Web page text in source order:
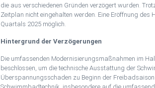
die aus verschiedenen Gründen verzögert wurden.
Zeitplan nicht eingehalten werden. Eine Eröffnung
Quartals 2025 möglich.
Hintergrund der Verzögerungen
Die umfassenden Modernisierungsmaßnahmen im
beschlossen, um die technische Ausstattung der
Überspannungsschaden zu Beginn der